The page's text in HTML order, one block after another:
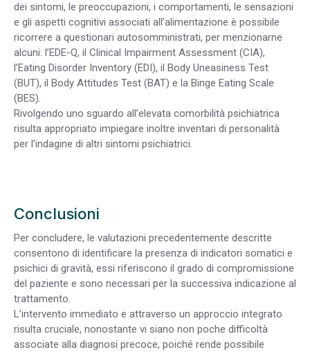
dei sintomi, le preoccupazioni, i comportamenti, le sensazioni
e gli aspetti cognitivi associati all’alimentazione è possibile
ricorrere a questionari autosomministrati, per menzionarne
alcuni: l’EDE-Q, il Clinical Impairment Assessment (CIA),
l’Eating Disorder Inventory (EDI), il Body Uneasiness Test
(BUT), il Body Attitudes Test (BAT) e la Binge Eating Scale
(BES).
Rivolgendo uno sguardo all’elevata comorbilità psichiatrica
risulta appropriato impiegare inoltre inventari di personalità
per l’indagine di altri sintomi psichiatrici.
Conclusioni
Per concludere, le valutazioni precedentemente descritte
consentono di identificare la presenza di indicatori somatici e
psichici di gravità, essi riferiscono il grado di compromissione
del paziente e sono necessari per la successiva indicazione al
trattamento.
L’intervento immediato e attraverso un approccio integrato
risulta cruciale, nonostante vi siano non poche difficoltà
associate alla diagnosi precoce, poiché rende possibile